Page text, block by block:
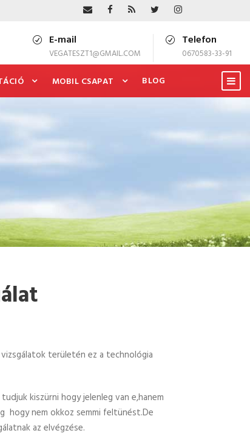
E-mail
VEGATESZT1@GMAIL.COM
Telefon
0670583-33-91
MOBIL CSAPAT BLOG
területén ez a technológia
kiszürni hogy jelenleg van e,hanem
hogy nem okkoz semmi feltünést.De
az elvégzése.